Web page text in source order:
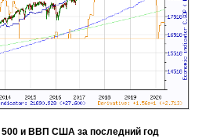
500 и ВВП США за последний год